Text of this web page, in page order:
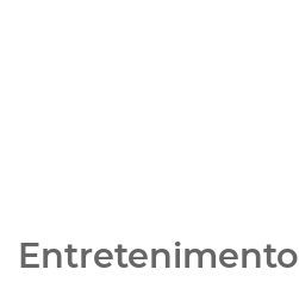
Entretenimento